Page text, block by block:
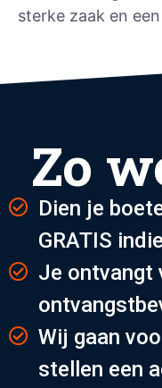
sterke zaak en
Zo
Dien je
GRATIS
Je ontvangt
Wij gaan
stellen een